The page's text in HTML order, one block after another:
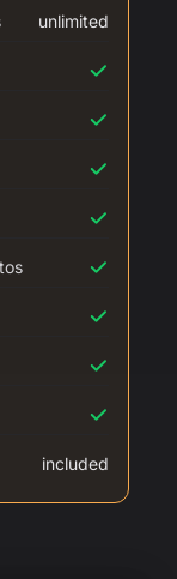
unlimited
included